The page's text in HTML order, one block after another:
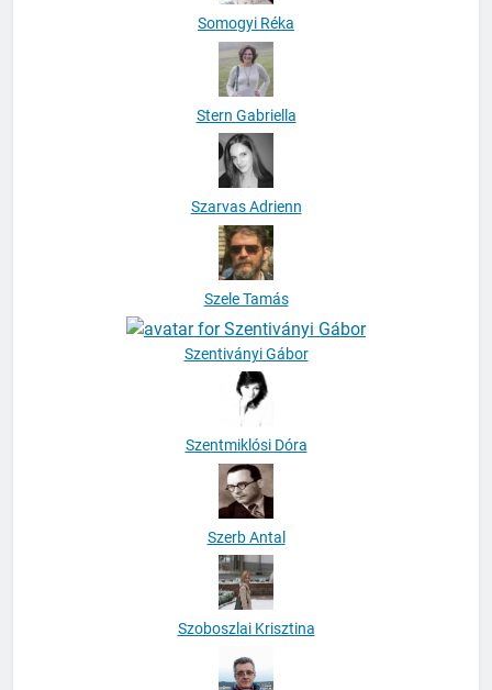
Somogyi Réka
Stern Gabriella
Szarvas Adrienn
Szele Tamás
Szentiványi Gábor
Szentmiklósi Dóra
Szerb Antal
Szoboszlai Krisztina